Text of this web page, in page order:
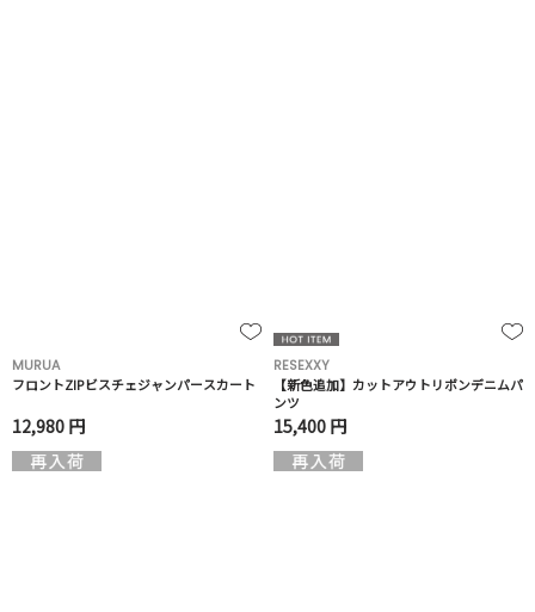
MURUA
フロントZIPビスチェジャンパースカート
12,980 円
RESEXXY
【新色追加】カットアウトリボンデニムパ
ンツ
15,400 円